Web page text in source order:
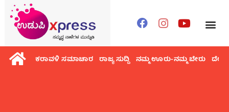
ಕರಾವಳಿ ಸಮಾಚಾರ ರಾಜ್ಯ ಸುದ್ದಿ ನಮ್ಮ ಊರು-ನಮ್ಮ ಬೇರು ದೇಶ